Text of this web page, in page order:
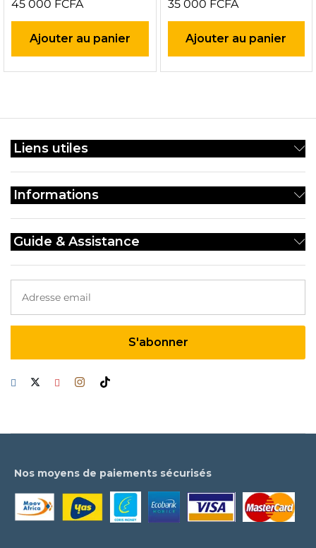
45 000 FCFA
Ajouter au panier
35 000 FCFA
Ajouter au panier
Liens utiles
Informations
Guide & Assistance
Nos moyens de paiements sécurisés